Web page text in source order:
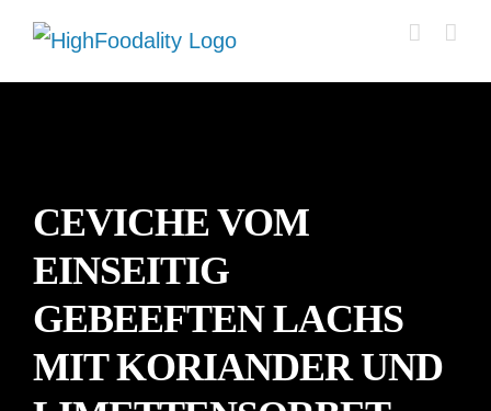
Zum
Inhalt
CEVICHE VOM
EINSEITIG
GEBEEFTEN LACHS
MIT KORIANDER UND